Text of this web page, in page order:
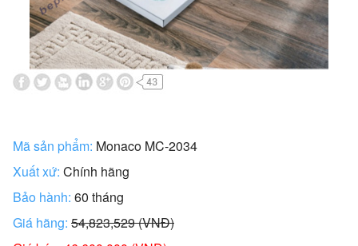
Mã sản phẩm: Monaco MC-2034
Xuất xứ: Chính hãng
Bảo hành: 60 tháng
Giá hãng: 54,823,529 (VNĐ)